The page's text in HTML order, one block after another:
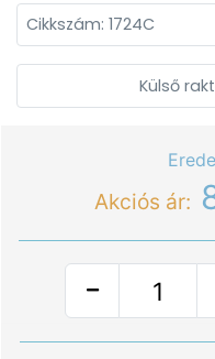
Cikkszám: 1724C
Külső
Akciós ár: